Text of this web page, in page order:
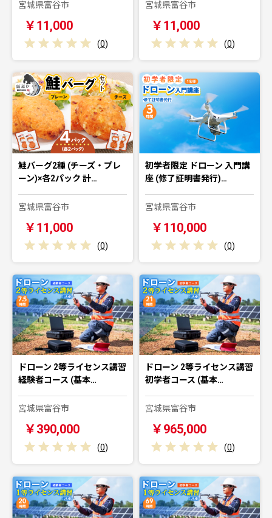
宮城県富谷市
￥11,000
(0)
宮城県富谷市
￥11,000
(0)
鮭バーグ2種 (チーズ・プレ
ーン)×各2パック 計…
宮城県富谷市
￥11,000
(0)
初学者限定 ドローン 入門講
座 (修了証明書発行)…
宮城県富谷市
￥110,000
(0)
ドローン 2等ライセンス講習
経験者コース (基本…
宮城県富谷市
￥390,000
(0)
ドローン 2等ライセンス講習
初学者コース (基本…
宮城県富谷市
￥965,000
(0)